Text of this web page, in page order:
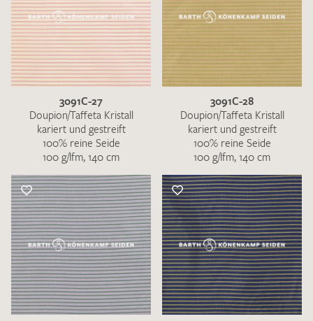
3091C-27
Doupion/Taffeta Kristall
kariert und gestreift
100% reine Seide
100 g/lfm, 140 cm
3091C-28
Doupion/Taffeta Kristall
kariert und gestreift
100% reine Seide
100 g/lfm, 140 cm